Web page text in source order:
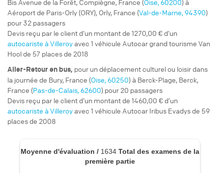
Bis Avenue de la Forêt, Compiègne, France (Oise, 60200) à
Aéroport de Paris-Orly (ORY), Orly, France (Val-de-Marne, 94390)
pour 32 passagers
Devis reçu par le client d’un montant de 1270,00 € d’un
autocariste à Villeroy avec 1 véhicule Autocar grand tourisme Van
Hool de 57 places de 2018
Aller-Retouren bus, pour undéplacement culturel ou loisirdans
la journée de Bury, France (Oise, 60250) à Berck-Plage, Berck,
France (Pas-de-Calais, 62600) pour 20 passagers
Devis reçu par le client d’un montant de 1460,00 € d’un
autocariste à Villeroy avec 1 véhicule Autocar Iribus Evadys de 59
places de 2008
Moyenne d'évaluation / 1634 Total des examens de la
première partie